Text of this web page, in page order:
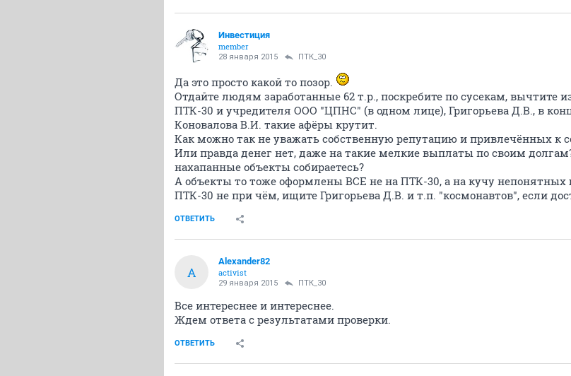
Инвестиция
member
28 января 2015 ПТК_30
Да это просто какой то позор.
Отдайте людям заработанные 62 т.р., поскребите по сусекам, вычтите
ПТК-30 и учредителя ООО "ЦПНС" (в одном лице), Григорьева Д.В., в
Коновалова В.И. такие афёры крутит.
Как можно так не уважать собственную репутацию и привлечённых к
Или правда денег нет, даже на такие мелкие выплаты по своим
нахапанные объекты собираетесь?
А объекты то тоже оформлены ВСЕ не на ПТК-30, а на кучу
ПТК-30 не при чём, ищите Григорьева Д.В. и т.п. "космонавтов", если
ОТВЕТИТЬ
A
Alexander82
activist
29 января 2015 ПТК_30
Все интереснее и интереснее.
Ждем ответа с результатами проверки.
ОТВЕТИТЬ